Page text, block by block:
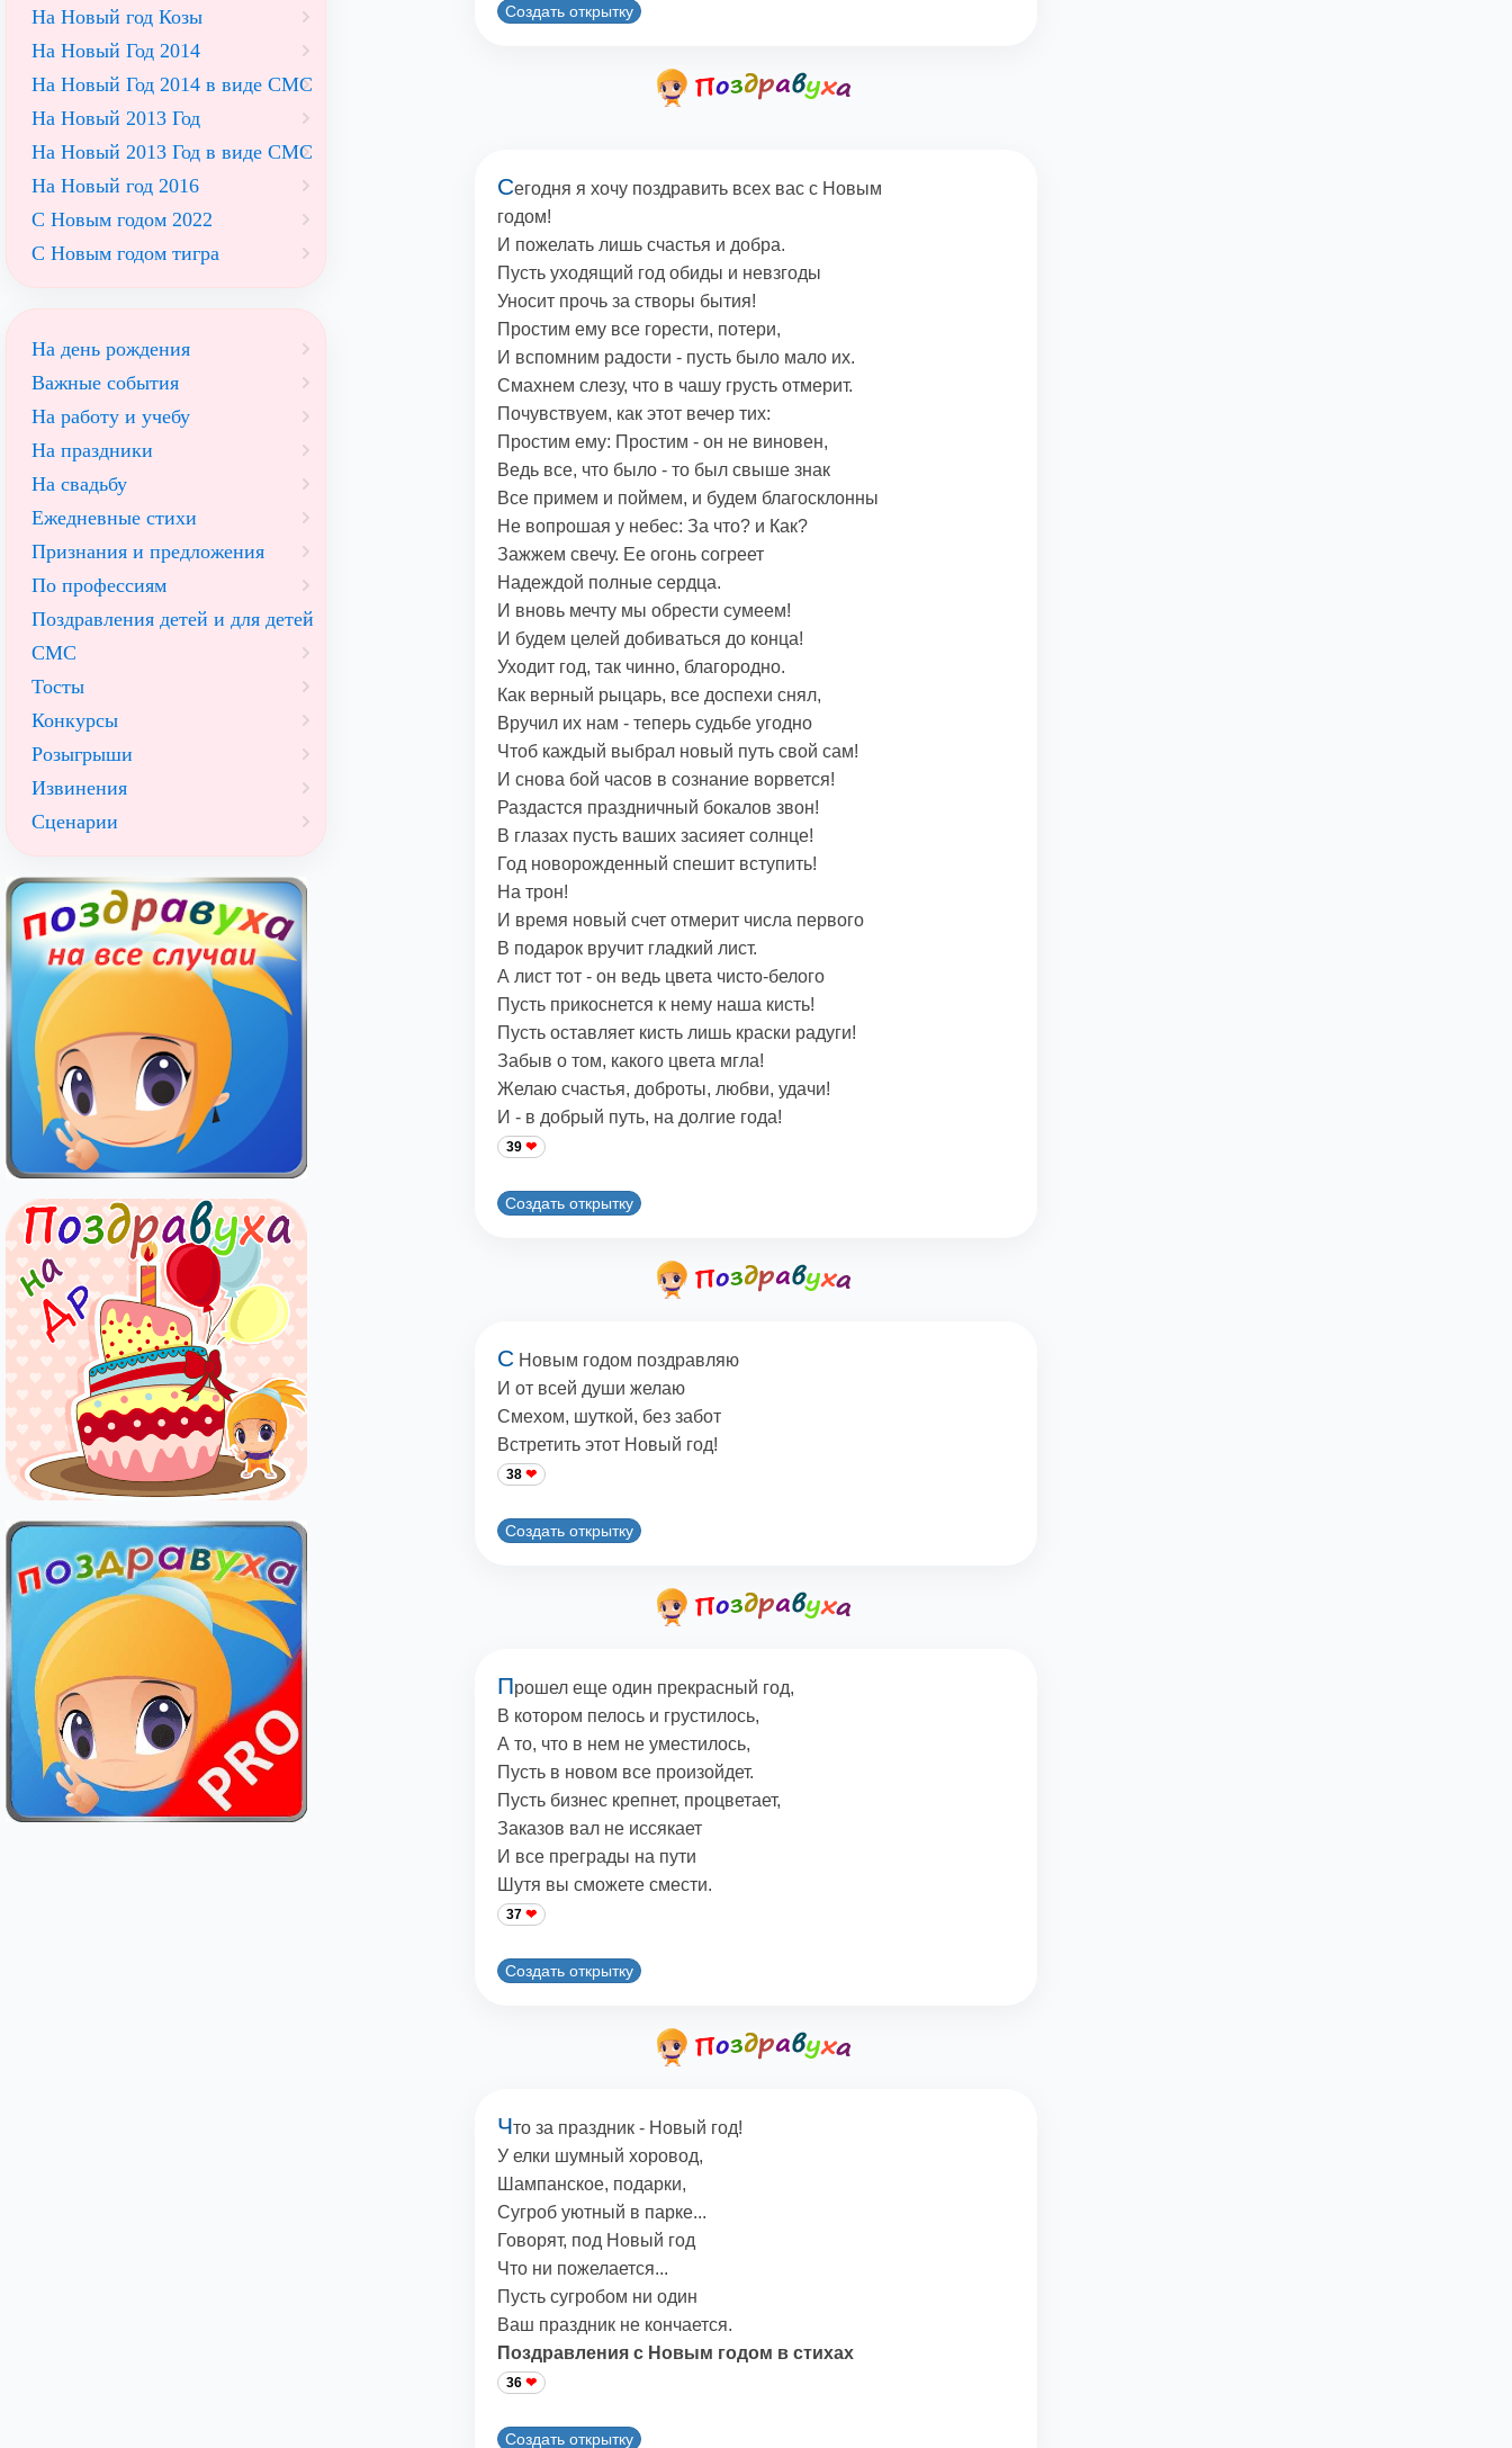
Создать открытку
Сегодня я хочу поздравить всех вас с Новым
годом!
И пожелать лишь счастья и добра.
Пусть уходящий год обиды и невзгоды
Уносит прочь за створы бытия!
Простим ему все горести, потери,
И вспомним радости - пусть было мало их.
Смахнем слезу, что в чашу грусть отмерит.
Почувствуем, как этот вечер тих:
Простим ему: Простим - он не виновен,
Ведь все, что было - то был свыше знак
Все примем и поймем, и будем благосклонны
Не вопрошая у небес: За что? и Как?
Зажжем свечу. Ее огонь согреет
Надеждой полные сердца.
И вновь мечту мы обрести сумеем!
И будем целей добиваться до конца!
Уходит год, так чинно, благородно.
Как верный рыцарь, все доспехи снял,
Вручил их нам - теперь судьбе угодно
Чтоб каждый выбрал новый путь свой сам!
И снова бой часов в сознание ворвется!
Раздастся праздничный бокалов звон!
В глазах пусть ваших засияет солнце!
Год новорожденный спешит вступить!
На трон!
И время новый счет отмерит числа первого
В подарок вручит гладкий лист.
А лист тот - он ведь цвета чисто-белого
Пусть прикоснется к нему наша кисть!
Пусть оставляет кисть лишь краски радуги!
Забыв о том, какого цвета мгла!
Желаю счастья, доброты, любви, удачи!
И - в добрый путь, на долгие года!
39
Создать открытку
СНовым годом поздравляю
И от всей души желаю
Смехом, шуткой, без забот
Встретить этот Новый год!
38
Создать открытку
Прошел еще один прекрасный год,
В котором пелось и грустилось,
А то, что в нем не уместилось,
Пусть в новом все произойдет.
Пусть бизнес крепнет, процветает,
Заказов вал не иссякает
И все преграды на пути
Шутя вы сможете смести.
37
Создать открытку
Что за праздник - Новый год!
У елки шумный хоровод,
Шампанское, подарки,
Сугроб уютный в парке...
Говорят, под Новый год
Что ни пожелается...
Пусть сугробом ни один
Ваш праздник не кончается.
Поздравления с Новым годом в стихах
36
Создать открытку
На Новый год Козы
На Новый Год 2014
На Новый Год 2014 в виде СМС
На Новый 2013 Год
На Новый 2013 Год в виде СМС
На Новый год 2016
С Новым годом 2022
С Новым годом тигра
На день рождения
Важные события
На работу и учебу
На праздники
На свадьбу
Ежедневные стихи
Признания и предложения
По профессиям
Поздравления детей и для детей
СМС
Тосты
Конкурсы
Розыгрыши
Извинения
Сценарии